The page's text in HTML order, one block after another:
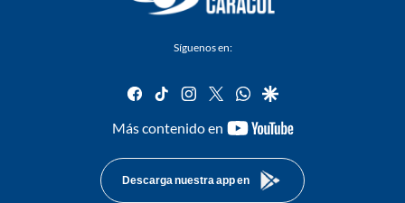
Síguenos en:
facebook
tiktok instagram
twitterwhatsapp
google
Más contenido en
youtube-
Descarga nuestra app en